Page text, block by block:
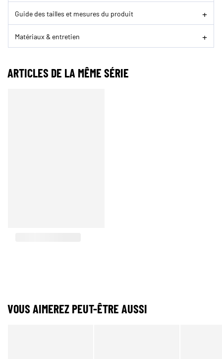
Guide des tailles et mesures du produit
Matériaux & entretien
ARTICLES DE LA MÊME SÉRIE
VOUS AIMEREZ PEUT-ÊTRE AUSSI